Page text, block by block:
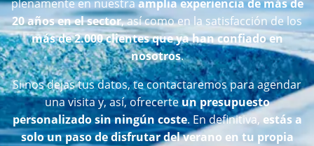
plenamente en nuestraamplia experiencia de más de
20 años en el sector, así como en la satisfacción de los
más de 2.000 clientes que ya han confiado en
nosotros.
Si nos dejas tus datos, te contactaremos para agendar
una visita y, así, ofrecerteun presupuesto
personalizado sin ningún coste. En definitiva, estás a
solo un paso de disfrutar del verano en tu propia